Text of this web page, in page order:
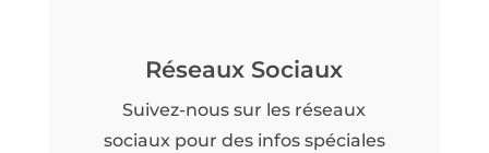
Réseaux Sociaux
Suivez-nous sur les réseaux
sociaux pour des infos spéciales